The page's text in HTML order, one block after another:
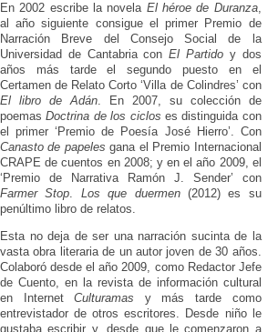
En 2002 escribe la novela El héroe de Duranza,
al año siguiente consigue el primer Premio de
Narración Breve del Consejo Social de la
Universidad de Cantabria conEl Partido y dos
años más tarde el segundo puesto en el
Certamen de Relato Corto ‘Villa de Colindres’ con
El libro de Adán. En 2007, su colección de
poemasDoctrina de los ciclos es distinguida con
el primer ‘Premio de Poesía José Hierro’. Con
Canasto de papeles gana el Premio Internacional
CRAPE de cuentos en 2008; y en el año 2009, el
‘Premio de Narrativa Ramón J. Sender’ con
Farmer Stop. Los que duermen(2012) es su
penúltimo libro de relatos.
Esta no deja de ser una narración sucinta de la
vasta obra literaria de un autor joven de 30 años.
Colaboró desde el año 2009, como Redactor Jefe
de Cuento, en la revista de información cultural
en InternetCulturamas y más tarde como
entrevistador de otros escritores. Desde niño le
gustaba escribir y, desde que le comenzaron a